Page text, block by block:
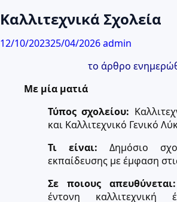
Καλλιτεχνικά Σχολεία
12/10/202325/04/2026admin
το άρθρο
Με μία ματιά
Τύπος σχολείου:
και Καλλιτεχνικό Γενικό
Τι είναι: Δημόσιο
εκπαίδευσης με έμφαση
Σε ποιους απευθύνεται:
έντονη καλλιτεχνική